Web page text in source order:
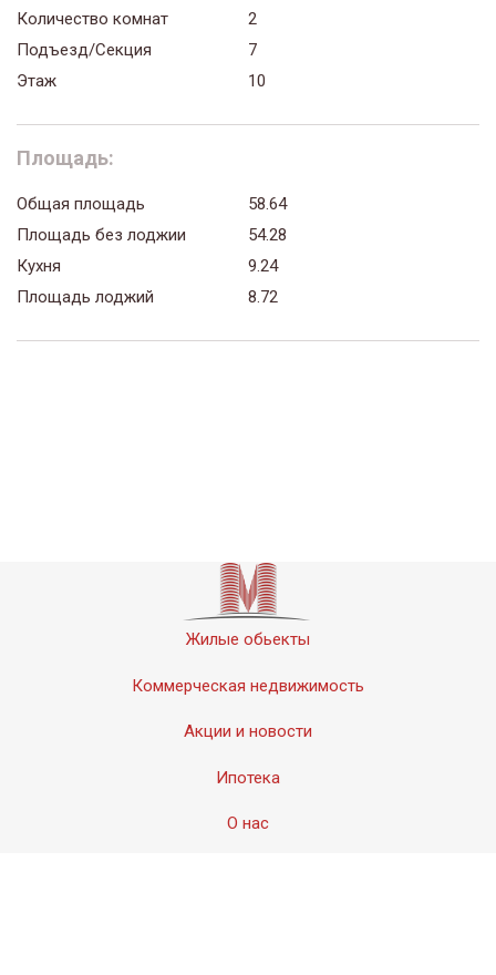
Количество комнат
2
Подъезд/Секция
7
Этаж
10
Площадь:
Общая площадь
58.64
Площадь без лоджии
54.28
Кухня
9.24
Площадь лоджий
8.72
Жилые обьекты
Коммерческая недвижимость
Акции и новости
Ипотека
О нас